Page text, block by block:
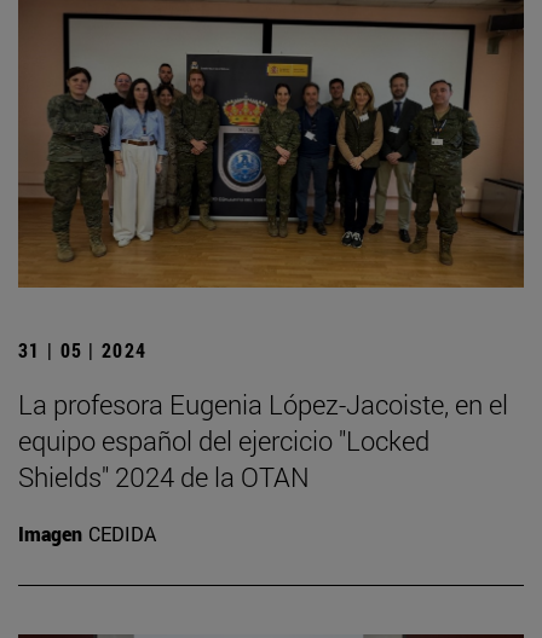
31 | 05 | 2024
La profesora Eugenia López-Jacoiste, en el
equipo español del ejercicio "Locked
Shields" 2024 de la OTAN
Imagen CEDIDA